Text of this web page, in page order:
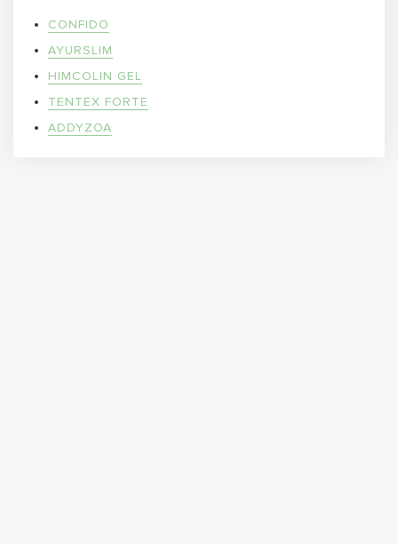
CONFIDO
AYURSLIM
HIMCOLIN GEL
TENTEX FORTE
ADDYZOA